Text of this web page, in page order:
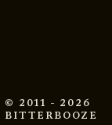
© 2011 - 2026
BITTERBOOZE